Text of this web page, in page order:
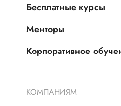
Бесплатные курсы
Менторы
Корпоративное
КОМПАНИЯМ